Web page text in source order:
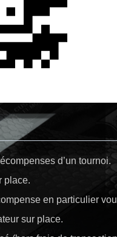
d’un tournoi.
place.
en particulier
sur place.